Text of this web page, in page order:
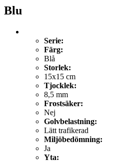
Blu
Serie:
Färg:
Blå
Storlek:
15x15 cm
Tjocklek:
8,5 mm
Frostsäker:
Nej
Golvbelastning:
Lätt trafikerad
Miljöbedömning:
Ja
Yta: